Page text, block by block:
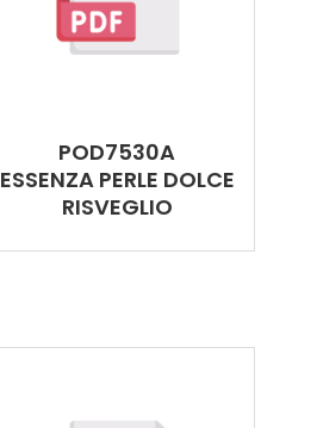
POD7530A
ESSENZA PERLE DOLCE
RISVEGLIO